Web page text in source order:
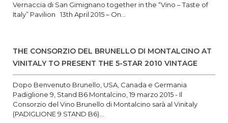
Vernaccia di San Gimignano together in the “Vino – Taste of
Italy” Pavilion 13th April 2015 – On...
THE CONSORZIO DEL BRUNELLO DI MONTALCINO AT
VINITALY TO PRESENT THE 5-STAR 2010 VINTAGE
Dopo Benvenuto Brunello, USA, Canada e Germania
Padiglione 9, Stand B6 Montalcino, 19 marzo 2015 - Il
Consorzio del Vino Brunello di Montalcino sarà al Vinitaly
(PADIGLIONE 9 STAND B6)...